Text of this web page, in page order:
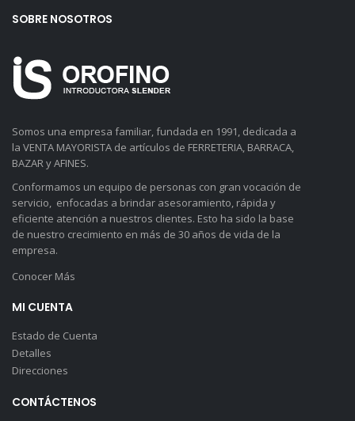
SOBRE NOSOTROS
Somos una empresa familiar, fundada en 1991, dedicada a
la VENTA MAYORISTA de artículos de FERRETERIA, BARRACA,
BAZAR y AFINES.
Conformamos un equipo de personas con gran vocación de
servicio, enfocadas a brindar asesoramiento, rápida y
eficiente atención a nuestros clientes. Esto ha sido la base
de nuestro crecimiento en más de 30 años de vida de la
empresa.
Conocer Más
MI CUENTA
Estado de Cuenta
Detalles
Direcciones
CONTÁCTENOS